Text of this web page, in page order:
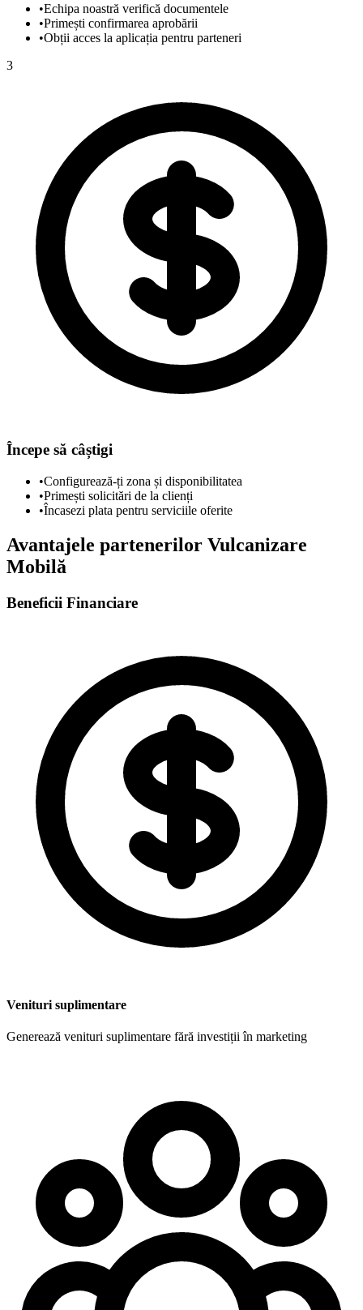
•Echipa noastră verifică documentele
•Primești confirmarea aprobării
•Obții acces la aplicația pentru parteneri
3
Începe să câștigi
•Configurează-ți zona și disponibilitatea
•Primești solicitări de la clienți
•Încasezi plata pentru serviciile oferite
Avantajele partenerilor Vulcanizare
Mobilă
Beneficii Financiare
Venituri suplimentare
Generează venituri suplimentare fără investiții în marketing